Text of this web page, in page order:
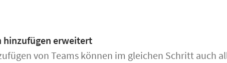
hinzufügen erweitert
von Teams können im gleichen Schritt auch